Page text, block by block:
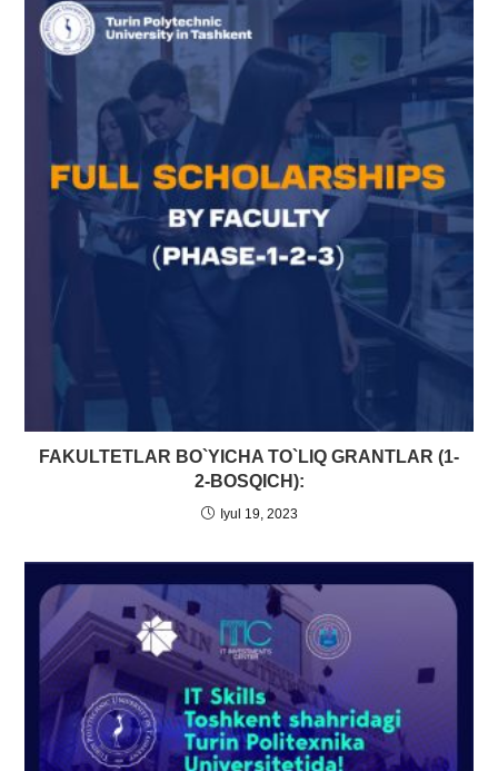
FAKULTETLAR BO`YICHA TO`LIQ GRANTLAR (1-
2-BOSQICH):
Iyul 19, 2023